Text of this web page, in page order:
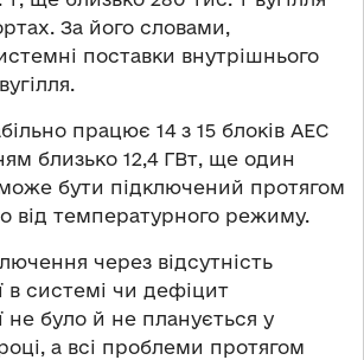
За його словами,
поставки внутрішнього
працює 14 з 15 блоків АЕС
близько 12,4 ГВт, ще один
бути підключений протягом
від температурного режиму.
через відсутність
в системі чи дефіцит
не було й не планується у
а всі проблеми протягом